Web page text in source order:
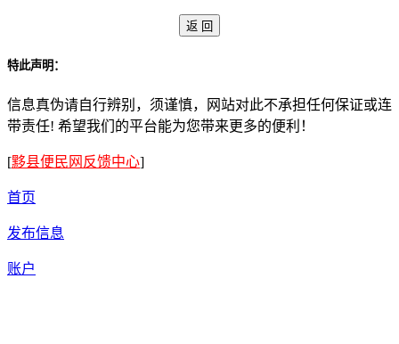
特此声明：
信息真伪请自行辨别，须谨慎，网站对此不承担任何保证或连
带责任! 希望我们的平台能为您带来更多的便利！
[黟县便民网反馈中心]
首页
发布信息
账户